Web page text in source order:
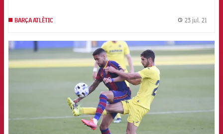
BARÇA ATLÈTIC 23 jul. 21
FCB Barcelona badge